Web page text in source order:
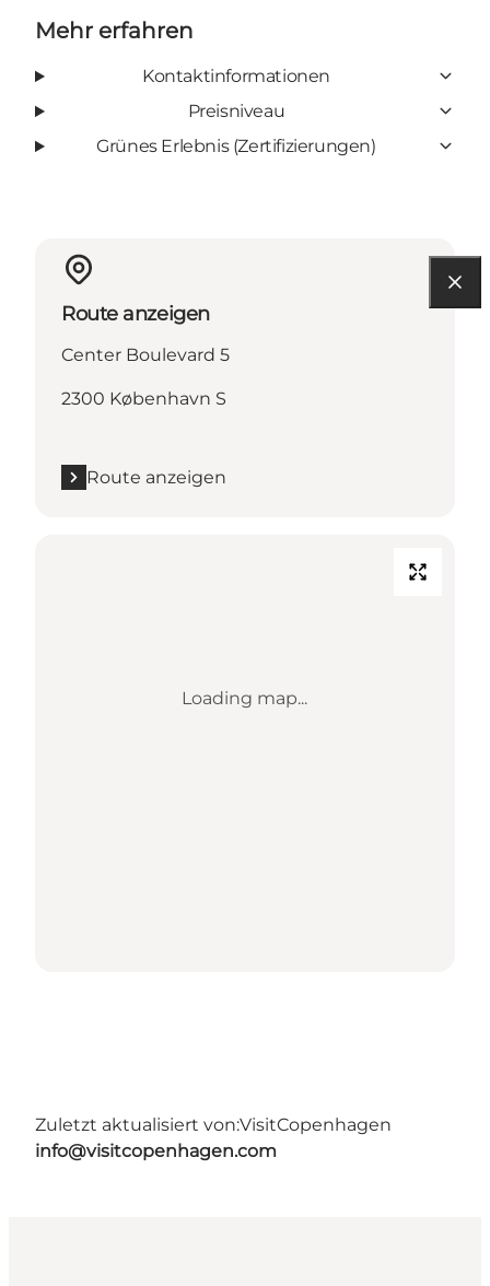
Mehr erfahren
Kontaktinformationen
Preisniveau
Grünes Erlebnis (Zertifizierungen)
Route anzeigen
Center Boulevard 5
2300 København S
Route anzeigen
Loading map...
Zuletzt aktualisiert von:VisitCopenhagen
info@visitcopenhagen.com